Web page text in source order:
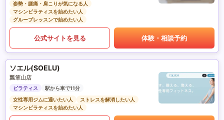
姿勢・腰痛・肩こりが気になる人
マシンピラティスを始めたい人
グループレッスンで始めたい人
公式サイトを見る 体験・相談予約
ソエル(SOELU)
瓢箪山店
ピラティス
駅から車で11分
女性専用ジムに通いたい人
ストレスを解消したい人
マシンピラティスを始めたい人